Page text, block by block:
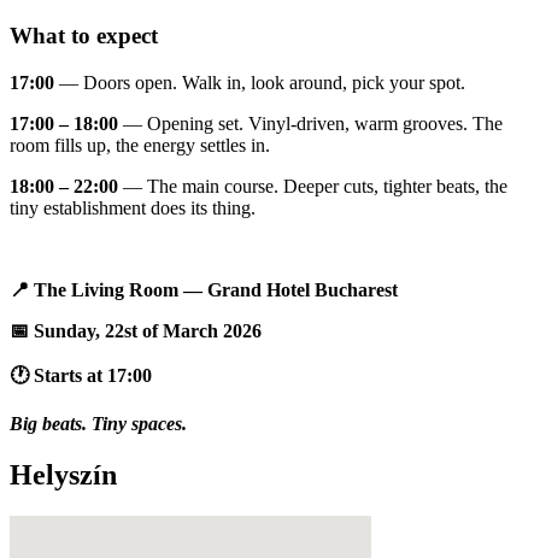
What to expect
17:00 — Doors open. Walk in, look around, pick your spot.
17:00 – 18:00 — Opening set. Vinyl-driven, warm grooves. The
room fills up, the energy settles in.
18:00 – 22:00 — The main course. Deeper cuts, tighter beats, the
tiny establishment does its thing.
📍 The Living Room — Grand Hotel Bucharest
📅 Sunday, 22st of March 2026
🕐 Starts at 17:00
Big beats. Tiny spaces.
Helyszín